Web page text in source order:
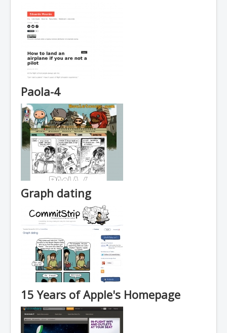
Paola-4
Graph dating
15 Years of Apple's Homepage